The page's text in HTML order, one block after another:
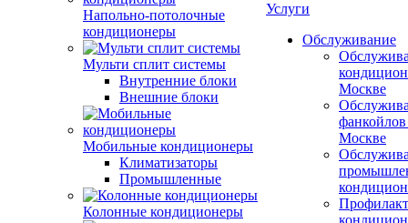
Напольно-потолочные
кондиционеры
Мульти сплит системы
Внутренние блоки
Внешние блоки
Мобильные кондиционеры
Климатизаторы
Промышленные
Колонные кондиционеры
Услуги
Обслуживание
Москве
Москве